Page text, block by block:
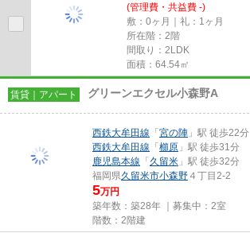
(管理費・共益費 -)
敷：0ヶ月｜礼：1ヶ月
所在階：2階
間取り：2LDK
面積：64.54㎡
賃貸｜アパート グリーンエクセル小森野A
西鉄大牟田線 「宮の陣 」駅 徒歩22分
西鉄大牟田線 「櫛原 」駅 徒歩31分
鹿児島本線 「久留米 」駅 徒歩32分
福岡県久留米市小森野 ４丁目2-2
5万円
築年数：築28年 ｜募集中： 2室
階数：2階建